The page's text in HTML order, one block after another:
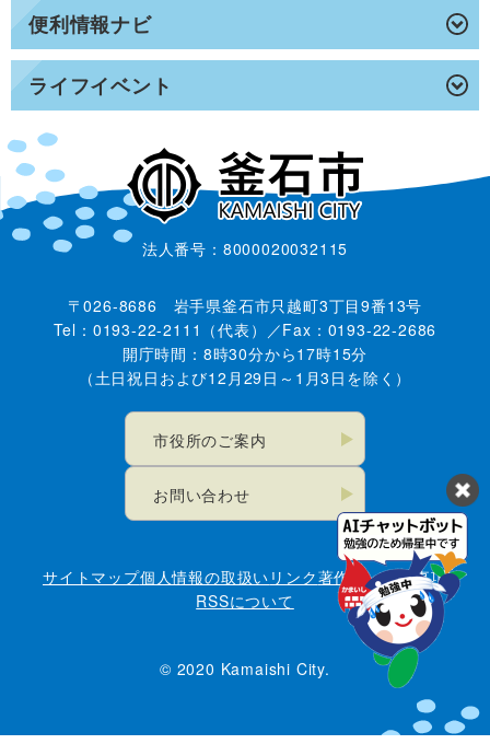
便利情報ナビ
ライフイベント
法人番号：8000020032115
〒026-8686 岩手県釜石市只越町3丁目9番13号
Tel：0193-22-2111（代表）／Fax：0193-22-2686
開庁時間：8時30分から17時15分
（土日祝日および12月29日～1月3日を除く）
市役所のご案内
お問い合わせ
サイトマップ個人情報の取扱い リンク著作権・免責事項
RSSについて
© 2020 Kamaishi City.